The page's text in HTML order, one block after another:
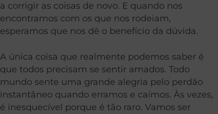
a corrigir as coisas de novo. E quando nos
encontramos com os que nos rodeiam,
esperamos que nos dê o benefício da dúvida.
A única coisa que realmente podemos saber é
que todos precisam se sentir amados. Todo
mundo sente uma grande alegria pelo perdão
instantâneo quando erramos e caímos. Às vezes,
é inesquecível porque é tão raro. Vamos ser